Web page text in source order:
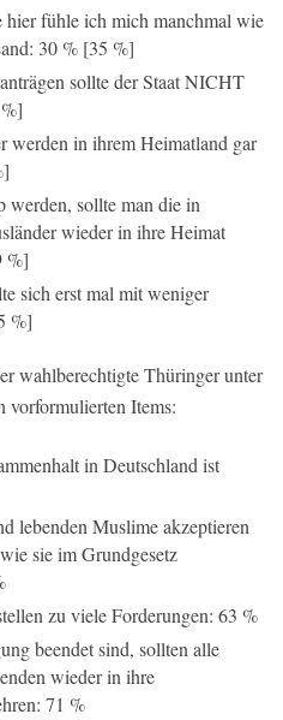
fühle ich mich manchmal wie
30 % [35 %]
sollte der Staat NICHT
werden in ihrem Heimatland gar
werden, sollte man die in
wieder in ihre Heimat
%]
sich erst mal mit weniger
%]
wahlberechtigte Thüringer unter
vorformulierten Items:
in Deutschland ist
lebenden Muslime akzeptieren
sie im Grundgesetz
zu viele Forderungen: 63 %
beendet sind, sollten alle
wieder in ihre
71 %